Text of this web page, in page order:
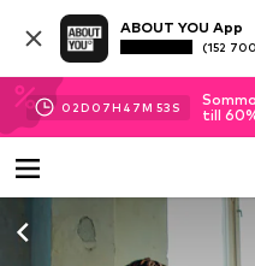
ABOUT YOU App
(152
02D 07H 47M 52 S
till